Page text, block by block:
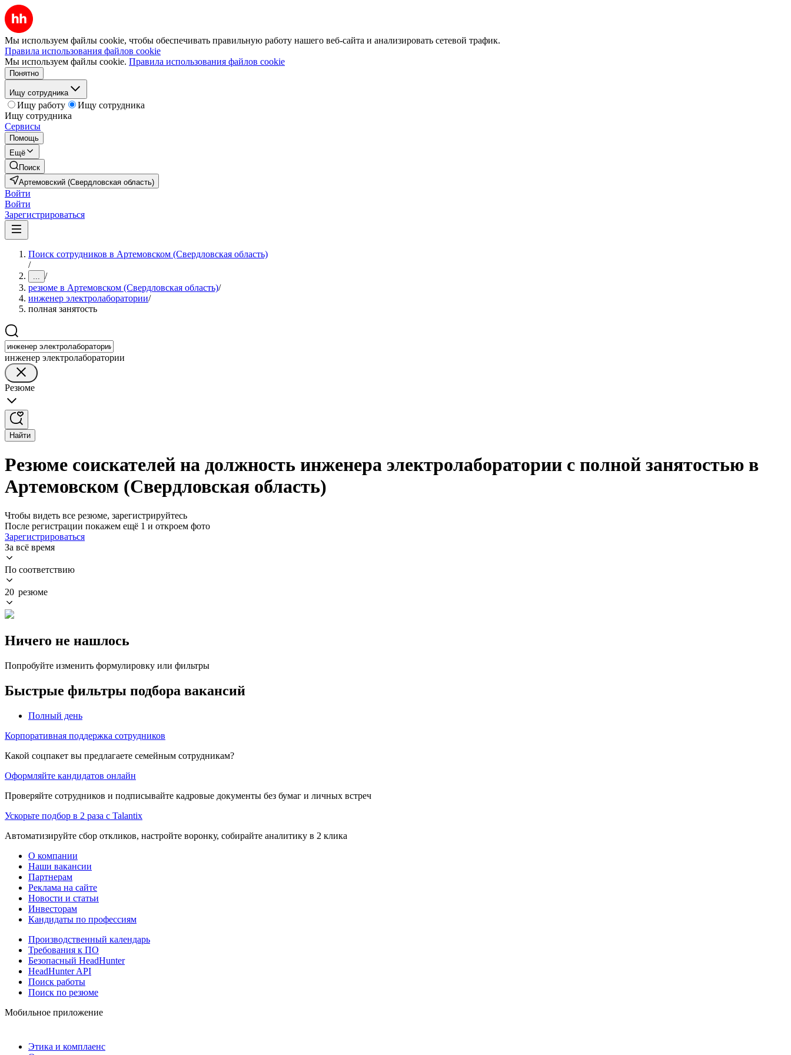
Мы используем файлы cookie, чтобы обеспечивать правильную работу нашего веб-сайта и анализировать сетевой трафик.
Правила использования файлов cookie
Мы используем файлы cookie. Правила использования файлов cookie
Понятно
Ищу сотрудника
Ищу работу
Ищу сотрудника
Ищу сотрудника
Сервисы
Помощь
Ещё
Поиск
Артемовский (Свердловская область)
Войти
Войти
Зарегистрироваться
Поиск сотрудников в Артемовском (Свердловская область)
/
... /
резюме в Артемовском (Свердловская область)/
инженер электролаборатории/
полная занятость
инженер электролаборатории
Резюме
Найти
Резюме соискателей на должность инженера электролаборатории с полной занятостью в
Артемовском (Свердловская область)
Чтобы видеть все резюме, зарегистрируйтесь
После регистрации покажем ещё 1 и откроем фото
Зарегистрироваться
За всё время
По соответствию
20 резюме
Ничего не нашлось
Попробуйте изменить формулировку или фильтры
Быстрые фильтры подбора вакансий
Полный день
Корпоративная поддержка сотрудников
Какой соцпакет вы предлагаете семейным сотрудникам?
Оформляйте кандидатов онлайн
Проверяйте сотрудников и подписывайте кадровые документы без бумаг и личных встреч
Ускорьте подбор в 2 раза с Talantix
Автоматизируйте сбор откликов, настройте воронку, собирайте аналитику в 2 клика
О компании
Наши вакансии
Партнерам
Реклама на сайте
Новости и статьи
Инвесторам
Кандидаты по профессиям
Производственный календарь
Требования к ПО
Безопасный HeadHunter
HeadHunter API
Поиск работы
Поиск по резюме
Мобильное приложение
Этика и комплаенс